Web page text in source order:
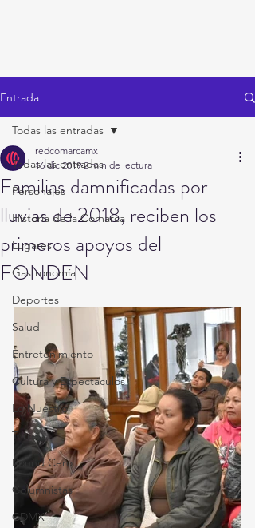
Entrada
Todas las entradas
Personajes
Historia de la Comarca
Lugares
Gastronomía
Deportes
Salud
Entretenimiento
Cultura y Espectáculos
Lo Nuestro
Torreón
Round Cero
Columnistas
CDMX
Todas las entradas
Familias damnificadas por
lluvias de 2018, reciben los
primeros apoyos del
FONDEN
redcomarcamx
16 dic 2019 2 min de lectura